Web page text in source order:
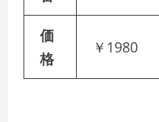
価
格
￥1980